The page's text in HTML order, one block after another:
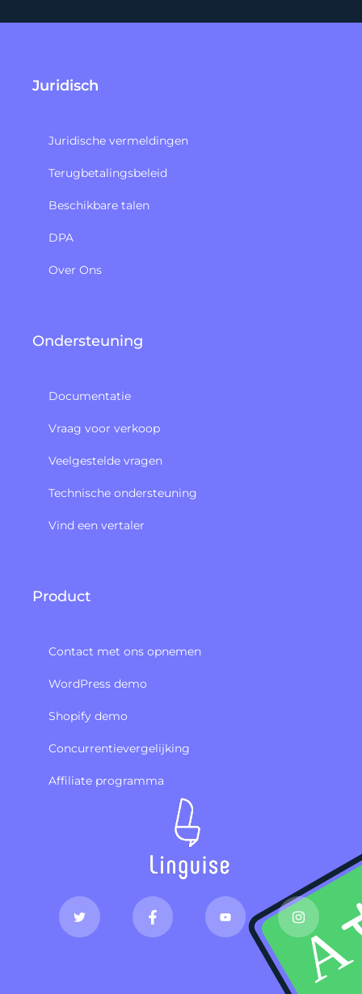
Juridisch
Juridische vermeldingen
Terugbetalingsbeleid​
Beschikbare talen
DPA
Over Ons
Ondersteuning
Documentatie
Vraag voor verkoop
Veelgestelde vragen
Technische ondersteuning
Vind een vertaler
Product
Contact met ons opnemen
WordPress demo
Shopify demo
Concurrentievergelijking
Affiliate programma